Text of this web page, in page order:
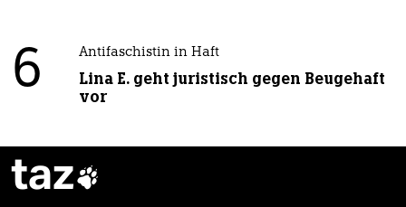
6 Antifaschistin in Haft
Lina E. geht juristisch gegen Beugehaft
vor
taz